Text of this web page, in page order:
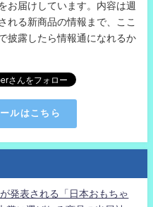
お届けしています。内容は週
れる新商品の情報まで、ここ
披露したら情報通になれるか
ルはこちら
発表される「日本おもちゃ